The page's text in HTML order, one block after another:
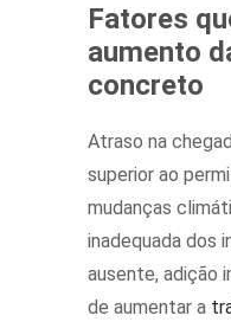
Fatores
aumento
concreto
Atraso na
superior ao
mudanças
inadequada dos
ausente, adição
de aumentar a